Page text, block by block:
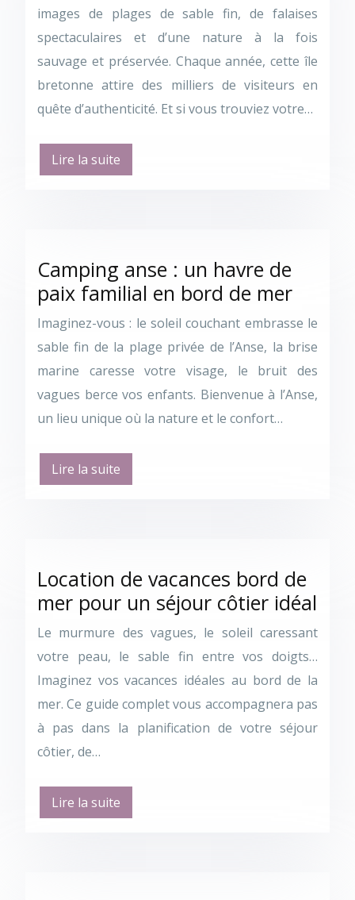
images de plages de sable fin, de falaises
spectaculaires et d’une nature à la fois
sauvage et préservée. Chaque année, cette île
bretonne attire des milliers de visiteurs en
quête d’authenticité. Et si vous trouviez votre…
Lire la suite
Camping anse : un havre de
paix familial en bord de mer
Imaginez-vous : le soleil couchant embrasse le
sable fin de la plage privée de l’Anse, la brise
marine caresse votre visage, le bruit des
vagues berce vos enfants. Bienvenue à l’Anse,
un lieu unique où la nature et le confort…
Lire la suite
Location de vacances bord de
mer pour un séjour côtier idéal
Le murmure des vagues, le soleil caressant
votre peau, le sable fin entre vos doigts…
Imaginez vos vacances idéales au bord de la
mer. Ce guide complet vous accompagnera pas
à pas dans la planification de votre séjour
côtier, de…
Lire la suite